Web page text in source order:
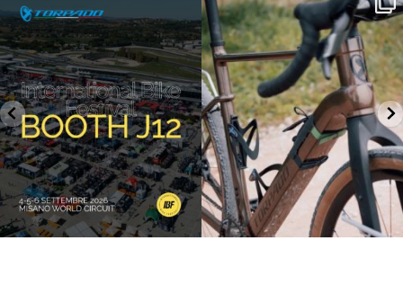
IBF sta per...
14 1
lunghe...
26 0